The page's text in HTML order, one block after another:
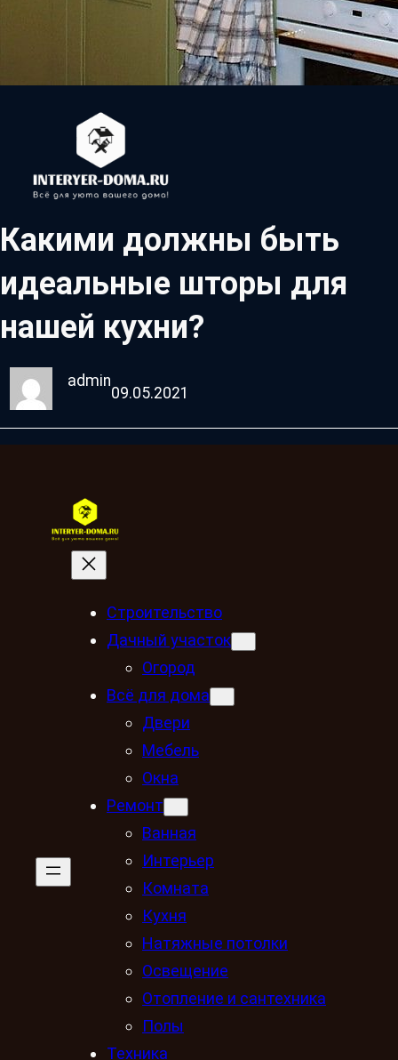
Какими должны быть
идеальные шторы для
нашей кухни?
admin
09.05.2021
Строительство
Дачный участок
Огород
Всё для дома
Двери
Мебель
Окна
Ремонт
Ванная
Интерьер
Комната
Кухня
Натяжные потолки
Освещение
Отопление и сантехника
Полы
Техника